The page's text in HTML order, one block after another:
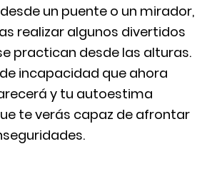
un puente o un mirador,
realizar algunos divertidos
practican desde las alturas.
incapacidad que ahora
y tu autoestima
te verás capaz de afrontar